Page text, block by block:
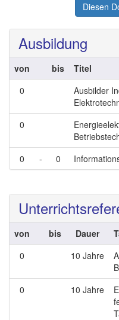
Diesen
Ausbildung
von bis Titel
0
Ausbilder
0
0 - 0
von bis Dauer
0
10 Jahre
0 10 Jahre